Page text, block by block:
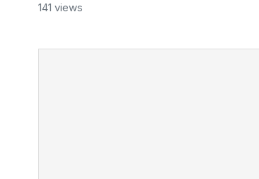
141 views